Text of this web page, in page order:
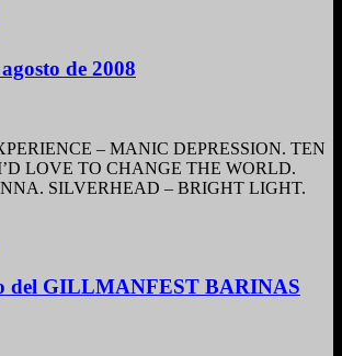
de 2008
– MANIC DEPRESSION. TEN
LOVE TO CHANGE THE WORLD.
SILVERHEAD – BRIGHT LIGHT.
del GILLMANFEST BARINAS